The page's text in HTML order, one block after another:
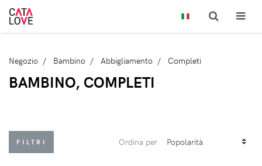
Negozio Bambino Abbigliamento Completi
BAMBINO, COMPLETI
FILTRI Ordina per